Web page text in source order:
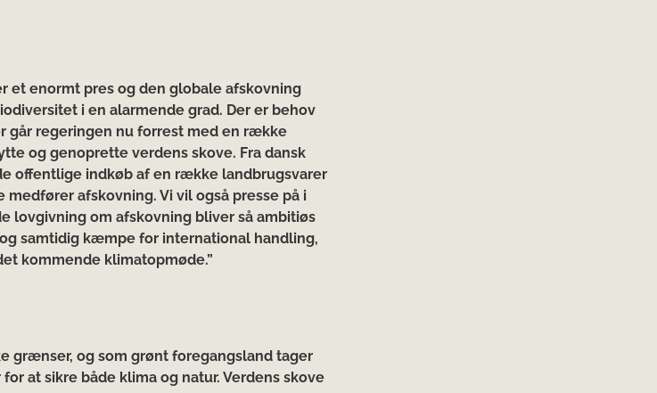
et enormt pres og den globale afskovning
i en alarmende grad. Der er behov
går regeringen nu forrest med en række
og genoprette verdens skove. Fra dansk
offentlige indkøb af en række landbrugsvarer
medfører afskovning. Vi vil også presse på i
lovgivning om afskovning bliver så ambitiøs
samtidig kæmpe for international handling,
kommende klimatopmøde.”
grænser, og som grønt foregangsland tager
at sikre både klima og natur. Verdens skove